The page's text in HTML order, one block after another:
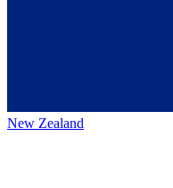
New Zealand